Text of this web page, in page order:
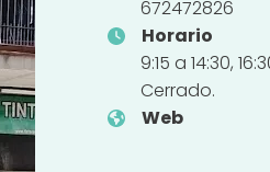
672472826
Horario
9:15 a 14:30,
Cerrado.
Web